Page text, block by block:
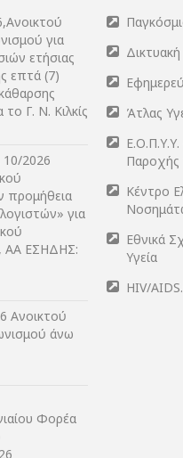
για
ετήσιας
επτά (7)
Γ. Ν. Κιλκίς
2026
προμήθεια
για
ΑΑ ΕΣΗΔΗΣ:
Ανοικτού
άνω
Φορέα
Άτλας
Ε.Ο.Π.Υ.Υ.
Παροχής
Κέντρο
Εθνικά
Υγεία
HIV/